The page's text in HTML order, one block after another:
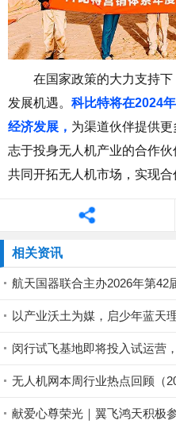
在国家政策的大力支持
发展机遇。 科比特将在2024
经济发展， 为渠道伙伴提供
志于投身无人机产业的合作伙
共同开拓无人机市场，实现合
相关资讯
航天国器联合主办2026年第42
无人机网本周行业热点回顾（
献爱心尊荣光｜翼飞鸿天积极